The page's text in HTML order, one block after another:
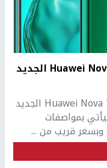
تستعد شركة هواوي لإطلاق هاتف Huawei Nova 7i الجديد
سيأتي بمواصفات
وبسعر قريب من ...